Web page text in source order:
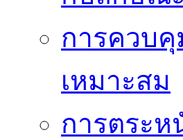
การควบคุ
เหมาะสม
การตระห